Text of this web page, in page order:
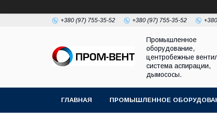
+380 (97) 755-35-52 +380 (97) 755-35-52
Промышленное
оборудование,
центробежные
система аспирации,
дымососы.
ГЛАВНАЯ ПРОМЫШЛЕННОЕ